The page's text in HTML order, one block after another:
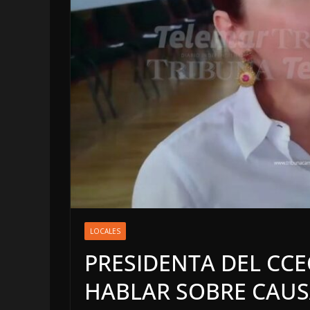
LOCALES
PRESIDENTA DEL
HABLAR SOBRE
LA CLOACA
4 agosto, 2026